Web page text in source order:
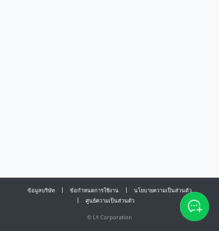
ข้อมูลบริษัท ข้อกำหนดการใช้งาน
นโยบายความเป็นส่วนตัว
ศูนย์ความเป็นส่วนตัว
© LY Corporation